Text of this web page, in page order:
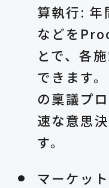
算執行: 年
などを
とで、各
できます
の稟議プ
速な意思
す。
マーケッ